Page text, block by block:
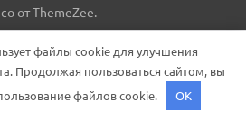
от ThemeZee.
файлы cookie для улучшения
Продолжая пользоваться сайтом, вы
файлов cookie.
OK